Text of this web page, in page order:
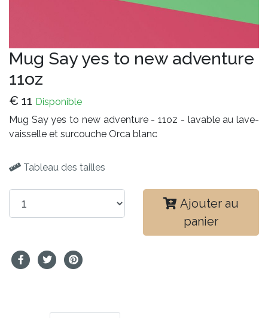
Mug Say yes to new adventure
11oz
€ 11 Disponible
Mug Say yes to new adventure - 11oz - lavable au lave-
vaisselle et surcouche Orca blanc
Tableau des tailles
Ajouter au
panier